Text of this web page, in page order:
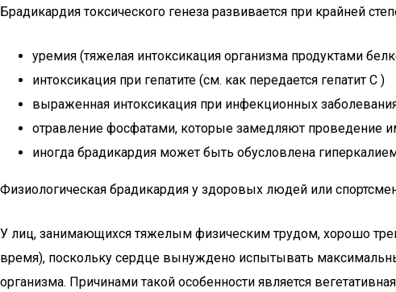
Брадикардия токсического генеза развивается при крайней
уремия (тяжелая интоксикация организма продуктами
интоксикация при гепатите (см. как передается гепатит С )
выраженная интоксикация при инфекционных
отравление фосфатами, которые замедляют проведение
иногда брадикардия может быть обусловлена
Физиологическая брадикардия у здоровых людей или
У лиц, занимающихся тяжелым физическим трудом, хорошо
время), поскольку сердце вынуждено испытывать
организма. Причинами такой особенности является